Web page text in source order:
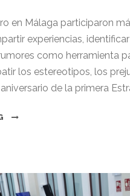
en Málaga participaron
experiencias,
como herramienta
los estereotipos, los
de la primera